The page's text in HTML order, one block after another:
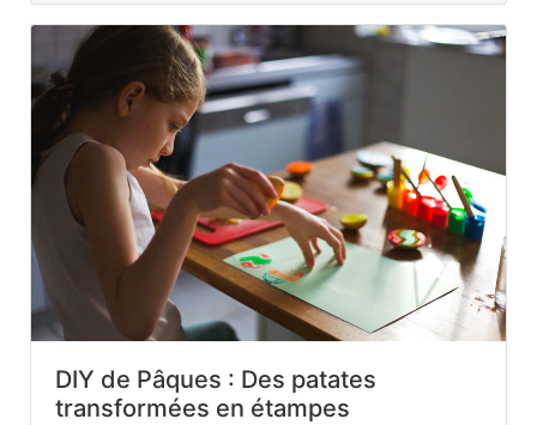
DIY de Pâques : Des patates
transformées en étampes